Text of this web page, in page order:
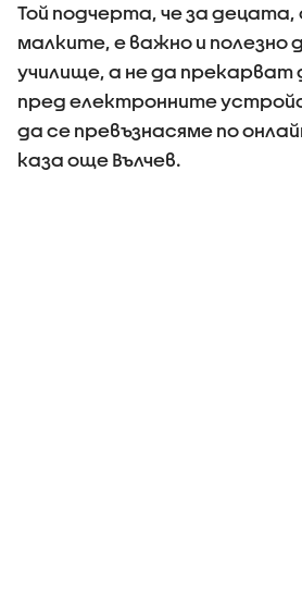
Той подчерта, че за децата,
малките, е важно и полезно
училище, а не да прекарват
пред електронните
да се превъзнасяме по
каза още Вълчев.